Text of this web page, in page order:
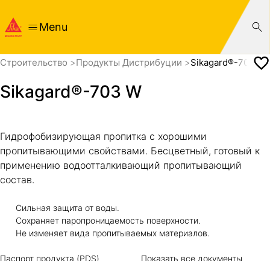
Menu
Cтроительство Продукты Дистрибуции Sikagard®-703 W
Sikagard®-703 W
Гидрофобизирующая пропитка с хорошими
пропитывающими свойствами. Бесцветный, готовый к
применению водоотталкивающий пропитывающий
состав.
Сильная защита от воды.
Сохраняет паропроницаемость поверхности.
Не изменяет вида пропитываемых материалов.
Паспорт продукта (PDS) Показать все документы